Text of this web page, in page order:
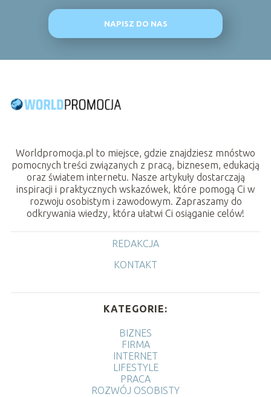
NAPISZ DO NAS
Worldpromocja.pl to miejsce, gdzie znajdziesz mnóstwo
pomocnych treści związanych z pracą, biznesem, edukacją
oraz światem internetu. Nasze artykuły dostarczają
inspiracji i praktycznych wskazówek, które pomogą Ci w
rozwoju osobistym i zawodowym. Zapraszamy do
odkrywania wiedzy, która ułatwi Ci osiąganie celów!
REDAKCJA
KONTAKT
KATEGORIE:
BIZNES
FIRMA
INTERNET
LIFESTYLE
PRACA
ROZWÓJ OSOBISTY